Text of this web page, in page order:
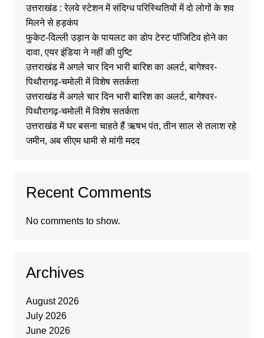
उत्तराखंड : रेलवे स्टेशन में संदिग्ध परिस्थितियों में दो लोगों के शव
मिलने से हड़कंप
फुकेट-दिल्ली उड़ान के पायलट का डोप टेस्ट पॉजिटिव होने का
दावा, एयर इंडिया ने नहीं की पुष्टि
उत्तराखंड में अगले चार दिन भारी बारिश का अलर्ट, बागेश्वर-
पिथौरागढ़-चमोली में विशेष सतर्कता
उत्तराखंड में अगले चार दिन भारी बारिश का अलर्ट, बागेश्वर-
पिथौरागढ़-चमोली में विशेष सतर्कता
उत्तराखंड में घर बसना चाहते हैं ऋषभ पंत, तीन साल से तलाश रहे
जमीन, अब सीएम धामी से मांगी मदद
Recent Comments
No comments to show.
Archives
August 2026
July 2026
June 2026